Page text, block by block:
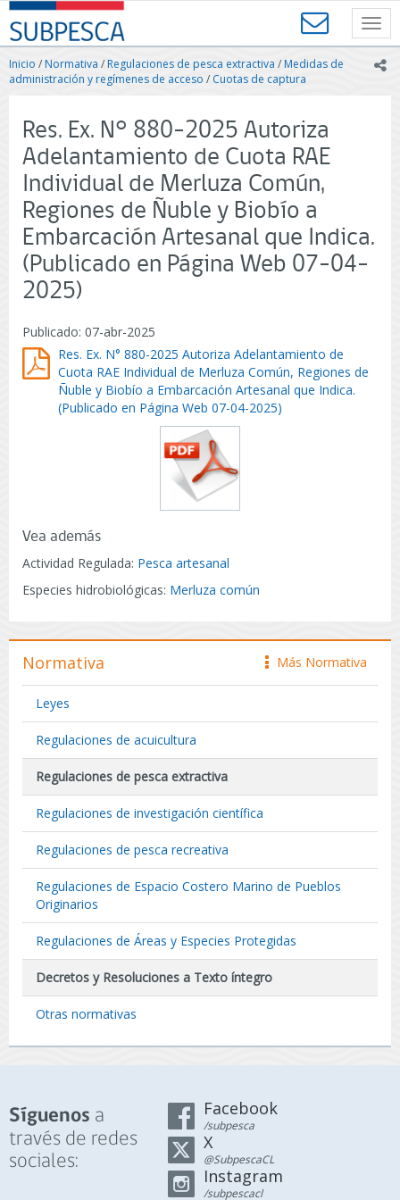
Contenido
principal
SUBPESCA
-
Subsecretaría
de
Acuicultura
Gobierno
de
Chile
Inicio /Normativa / Regulaciones de pesca extractiva / Medidas de
administración y regímenes de acceso / Cuotas de captura
Res. Ex. N° 880-2025 Autoriza
Adelantamiento de Cuota RAE
Individual de Merluza Común,
Regiones de Ñuble y Biobío a
Embarcación Artesanal que Indica.
(Publicado en Página Web 07-04-
2025)
Publicado: 07-abr-2025
Res. Ex. N° 880-2025 Autoriza Adelantamiento de
Cuota RAE Individual de Merluza Común, Regiones de
Ñuble y Biobío a Embarcación Artesanal que Indica.
(Publicado en Página Web 07-04-2025)
Vea además
Actividad Regulada: Pesca artesanal
Especies hidrobiológicas: Merluza común
icono
Más Normativa
Normativa
Leyes
Regulaciones de acuicultura
Regulaciones de pesca extractiva
Regulaciones de investigación científica
Regulaciones de pesca recreativa
Regulaciones de Espacio Costero Marino de Pueblos
Originarios
Regulaciones de Áreas y Especies Protegidas
Decretos y Resoluciones a Texto íntegro
Otras normativas
Síguenos a
través de redes
sociales:
Facebook
/subpesca
X
@SubpescaCL
Instagram
/subpescacl